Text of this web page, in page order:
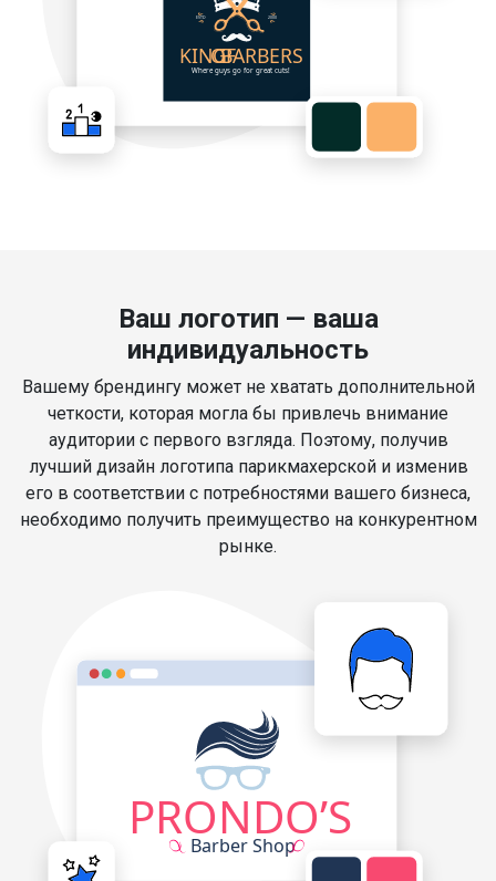
Ваш логотип — ваша
индивидуальность
Вашему брендингу может не хватать дополнительной
четкости, которая могла бы привлечь внимание
аудитории с первого взгляда. Поэтому, получив
лучший дизайн логотипа парикмахерской и изменив
его в соответствии с потребностями вашего бизнеса,
необходимо получить преимущество на конкурентном
рынке.